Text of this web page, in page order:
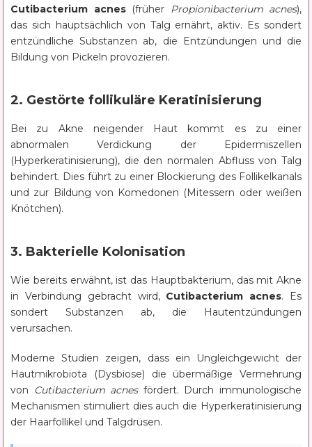
Cutibacterium acnes(früher Propionibacterium acnes),
das sich hauptsächlich von Talg ernährt, aktiv. Es sondert
entzündliche Substanzen ab, die Entzündungen und die
Bildung von Pickeln provozieren.
2. Gestörte follikuläre Keratinisierung
Bei zu Akne neigender Haut kommt es zu einer
abnormalen Verdickung der Epidermiszellen
(Hyperkeratinisierung), die den normalen Abfluss von Talg
behindert. Dies führt zu einer Blockierung des Follikelkanals
und zur Bildung von Komedonen (Mitessern oder weißen
Knötchen).
3. Bakterielle Kolonisation
Wie bereits erwähnt, ist das Hauptbakterium, das mit Akne
in Verbindung gebracht wird, Cutibacterium acnes. Es
sondert Substanzen ab, die Hautentzündungen
verursachen.
Moderne Studien zeigen, dass ein Ungleichgewicht der
Hautmikrobiota (Dysbiose) die übermäßige Vermehrung
von Cutibacterium acnesfördert. Durch immunologische
Mechanismen stimuliert dies auch die Hyperkeratinisierung
der Haarfollikel und Talgdrüsen.